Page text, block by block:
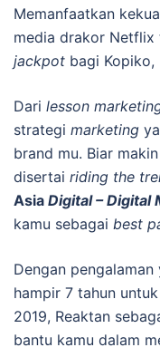
Memanfaatkan
media drakor Netflix
jackpot bagi Kopiko,
Dari lesson
strategi marketing
brand mu. Biar makin
disertai riding the
Asia Digital – Digital
kamu sebagai best
Dengan
hampir 7 tahun
2019, Reaktan
bantu kamu dalam